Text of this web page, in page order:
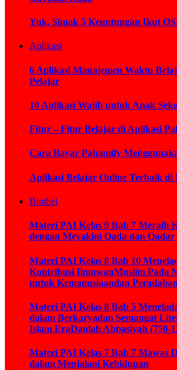
Yuk, Simak 5 Keuntungan Ikut
Aplikasi
6 Aplikasi Manajemen Waktu
Pelajar
10 Aplikasi Wajib untuk Anak
Fitur – Fitur Belajar di Aplikasi
Cara Bayar Pahamify
Aplikasi Belajar Online Terbaik di
Bimbel
Materi PAI Kelas 9 Bab 7 Meraih
dengan Meyakini Qada dan Qadar
Materi PAI Kelas 8 Bab 10
Kontribusi IlmuwanMuslim Pada
untuk Kemanusiaandan Peradaban
Materi PAI Kelas 8 Bab 5
dalam Berkaryadan Semangat
Islam EraDaulah Abbasiyah (750-
Materi PAI Kelas 7 Bab 7 Mawas
dalam Menjalani Kehidupan